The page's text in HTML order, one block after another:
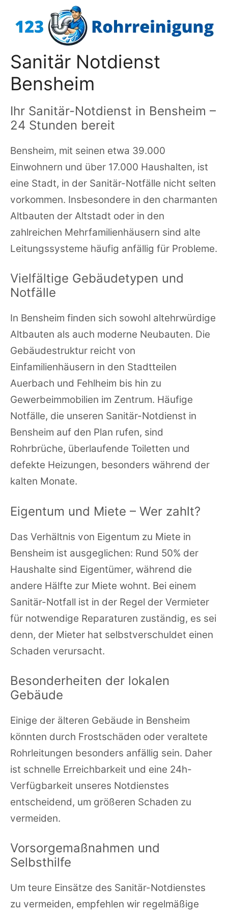
Inhalt
Sanitär Notdienst
Bensheim
Ihr Sanitär-Notdienst in Bensheim –
24 Stunden bereit
Bensheim, mit seinen etwa 39.000
Einwohnern und über 17.000 Haushalten, ist
eine Stadt, in der Sanitär-Notfälle nicht selten
vorkommen. Insbesondere in den charmanten
Altbauten der Altstadt oder in den
zahlreichen Mehrfamilienhäusern sind alte
Leitungssysteme häufig anfällig für Probleme.
Vielfältige Gebäudetypen und
Notfälle
In Bensheim finden sich sowohl altehrwürdige
Altbauten als auch moderne Neubauten. Die
Gebäudestruktur reicht von
Einfamilienhäusern in den Stadtteilen
Auerbach und Fehlheim bis hin zu
Gewerbeimmobilien im Zentrum. Häufige
Notfälle, die unseren Sanitär-Notdienst in
Bensheim auf den Plan rufen, sind
Rohrbrüche, überlaufende Toiletten und
defekte Heizungen, besonders während der
kalten Monate.
Eigentum und Miete – Wer zahlt?
Das Verhältnis von Eigentum zu Miete in
Bensheim ist ausgeglichen: Rund 50% der
Haushalte sind Eigentümer, während die
andere Hälfte zur Miete wohnt. Bei einem
Sanitär-Notfall ist in der Regel der Vermieter
für notwendige Reparaturen zuständig, es sei
denn, der Mieter hat selbstverschuldet einen
Schaden verursacht.
Besonderheiten der lokalen
Gebäude
Einige der älteren Gebäude in Bensheim
könnten durch Frostschäden oder veraltete
Rohrleitungen besonders anfällig sein. Daher
ist schnelle Erreichbarkeit und eine 24h-
Verfügbarkeit unseres Notdienstes
entscheidend, um größeren Schaden zu
vermeiden.
Vorsorgemaßnahmen und
Selbsthilfe
Um teure Einsätze des Sanitär-Notdienstes
zu vermeiden, empfehlen wir regelmäßige